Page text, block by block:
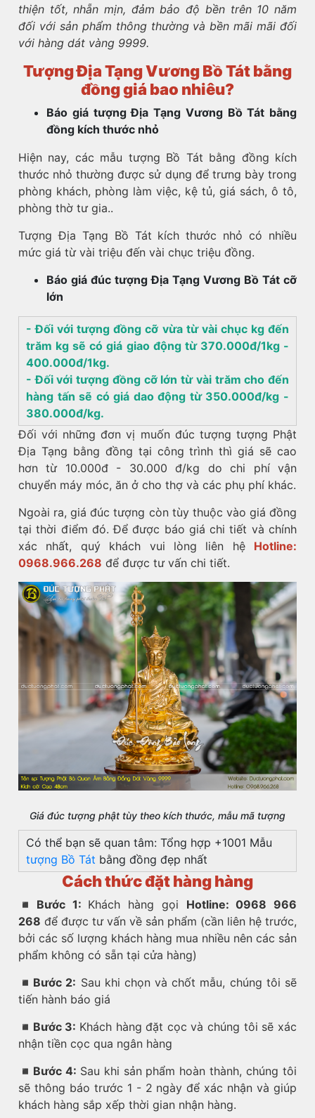
thiện tốt, nhẵn mịn, đảm bảo độ bền trên 10 năm
đối với sản phẩm thông thường và bền mãi mãi đối
với hàng dát vàng 9999.
Tượng Địa Tạng Vương Bồ Tát bằng
đồng giá bao nhiêu?
Báo giá tượng Địa Tạng Vương Bồ Tát bằng
đồng kích thước nhỏ
Hiện nay, các mẫu tượng Bồ Tát bằng đồng kích
thước nhỏ thường được sử dụng để trưng bày trong
phòng khách, phòng làm việc, kệ tủ, giá sách, ô tô,
phòng thờ tư gia..
Tượng Địa Tạng Bồ Tát kích thước nhỏ có nhiều
mức giá từ vài triệu đến vài chục triệu đồng.
Báo giá đúc tượng Địa Tạng Vương Bồ Tát cỡ
lớn
- Đối với tượng đồng cỡ vừa từ vài chục kg đến
trăm kg sẽ có giá giao động từ 370.000đ/1kg -
400.000đ/1kg.
- Đối với tượng đồng cỡ lớn từ vài trăm cho đến
hàng tấn sẽ có giá dao động từ 350.000đ/kg -
380.000đ/kg.
Đối với những đơn vị muốn đúc tượng tượng Phật
Địa Tạng bằng đồng tại công trình thì giá sẽ cao
hơn từ 10.000đ - 30.000 đ/kg do chi phí vận
chuyển máy móc, ăn ở cho thợ và các phụ phí khác.
Ngoài ra, giá đúc tượng còn tùy thuộc vào giá đồng
tại thời điểm đó. Để được báo giá chi tiết và chính
xác nhất, quý khách vui lòng liên hệ Hotline:
0968.966.268 để được tư vấn chi tiết.
Giá đúc tượng phật tùy theo kích thước, mẫu mã tượng
Có thể bạn sẽ quan tâm: Tổng hợp +1001 Mẫu
tượng Bồ Tát bằng đồng đẹp nhất
Cách thức đặt hàng hàng
◾️ Bước 1: Khách hàng gọi Hotline: 0968 966
268 để được tư vấn về sản phẩm (cần liên hệ trước,
bởi các số lượng khách hàng mua nhiều nên các sản
phẩm không có sẵn tại cửa hàng)
◾️ Bước 2: Sau khi chọn và chốt mẫu, chúng tôi sẽ
tiến hành báo giá
◾️ Bước 3: Khách hàng đặt cọc và chúng tôi sẽ xác
nhận tiền cọc qua ngân hàng
◾️ Bước 4: Sau khi sản phẩm hoàn thành, chúng tôi
sẽ thông báo trước 1 - 2 ngày để xác nhận và giúp
khách hàng sắp xếp thời gian nhận hàng.